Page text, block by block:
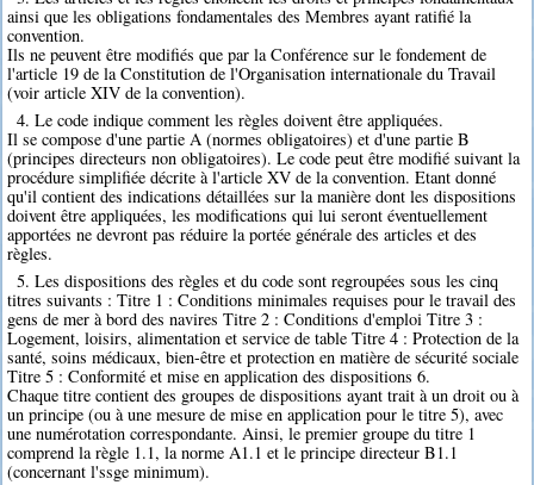
ainsi que les obligations fondamentales des Membres ayant ratifié la
convention.
Ils ne peuvent être modifiés que par la Conférence sur le fondement de
l'article 19 de la Constitution de l'Organisation internationale du Travail
(voir article XIV de la convention).
4. Le code indique comment les règles doivent être appliquées.
Il se compose d'une partie A (normes obligatoires) et d'une partie B
(principes directeurs non obligatoires). Le code peut être modifié suivant la
procédure simplifiée décrite à l'article XV de la convention. Etant donné
qu'il contient des indications détaillées sur la manière dont les dispositions
doivent être appliquées, les modifications qui lui seront éventuellement
apportées ne devront pas réduire la portée générale des articles et des
règles.
5. Les dispositions des règles et du code sont regroupées sous les cinq
titres suivants : Titre 1 : Conditions minimales requises pour le travail des
gens de mer à bord des navires Titre 2 : Conditions d'emploi Titre 3 :
Logement, loisirs, alimentation et service de table Titre 4 : Protection de la
santé, soins médicaux, bien-être et protection en matière de sécurité sociale
Titre 5 : Conformité et mise en application des dispositions 6.
Chaque titre contient des groupes de dispositions ayant trait à un droit ou à
un principe (ou à une mesure de mise en application pour le titre 5), avec
une numérotation correspondante. Ainsi, le premier groupe du titre 1
comprend la règle 1.1, la norme A1.1 et le principe directeur B1.1
(concernant l'ssge minimum).